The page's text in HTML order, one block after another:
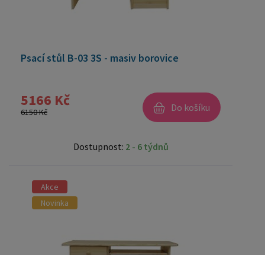
Psací stůl B-03 3S - masiv borovice
5166 Kč
6150 Kč Do košíku
Dostupnost: 2 - 6 týdnů
Akce
Novinka